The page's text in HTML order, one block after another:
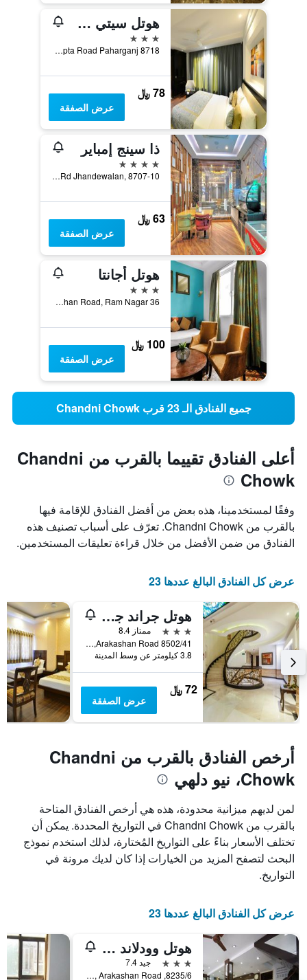
هوتل سيتي ستار
3 نجوم
8718 D.B. Gupta Road Paharganj, نيو دلهي, الهند
78 ﷼
عرض الصفقة
ذا سينج إمباير
4 نجوم
Desh Bandhu Gupta Rd Jhandewalan, 8707-10, نيو دلهي, الهند
63 ﷼
عرض الصفقة
هوتل أجانتا
3 نجوم
36 Arakashan Road, Ram Nagar, نيو دلهي, الهند
100 ﷼
عرض الصفقة
جميع الفنادق الـ 23 قرب Chandni Chowk
أعلى الفنادق تقييما بالقرب من Chandni
Chowk
وفقًا لمستخدمينا، هذه بعض من أفضل الفنادق للإقامة فيها
بالقرب من Chandni Chowk. تعرّف على أسباب تصنيف هذه
الفنادق من ضمن الأفضل من خلال قراءة تعليقات المستخدمين.
عرض كل الفنادق البالغ عددها 23
هوتل جراند جودوين
3 نجوم
ممتاز 8.4
8502/41 Arakashan Road, نيو دلهي, الهند
3.8 كيلومتر عن وسط المدينة
72 ﷼
عرض الصفقة
أرخص الفنادق بالقرب من Chandni
Chowk، نيو دلهي
لمن لديهم ميزانية محدودة، هذه هي أرخص الفنادق المتاحة
بالقرب من Chandni Chowk في التواريخ المحددة. يمكن أن
تختلف الأسعار بناءً على التواريخ المُختارة، لذلك استخدم نموذج
البحث لتصفح المزيد من الخيارات إذا كان لديك مرونة في
التواريخ.
عرض كل الفنادق البالغ عددها 23
هوتل وودلاند ديلوكس
3 نجوم
جيد 7.4
8235/6, Multani Dhanda, Arakashan Road, نيو دلهي, الهند